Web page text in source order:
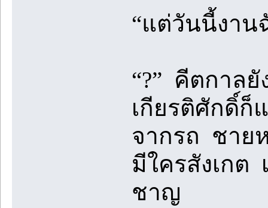
“แต่วันนี้งาน
“?” คีตกาล
เกียรติศักดิ์ก็
จากรถ ชาย
มีใครสังเกต
ชาญ